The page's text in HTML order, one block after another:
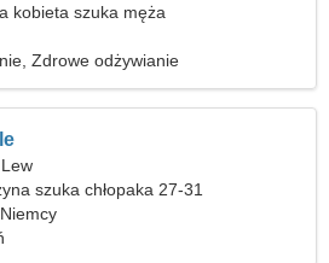
kobieta szuka męża
Zdrowe odżywianie
szuka chłopaka 27-31